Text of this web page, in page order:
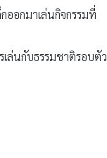
อกมาเล่นกิจกรรมที่
ล่นกับธรรมชาติรอบตัว